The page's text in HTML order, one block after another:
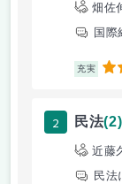
畑佐
国際
充実 5
2 民法(2)
近藤
民法